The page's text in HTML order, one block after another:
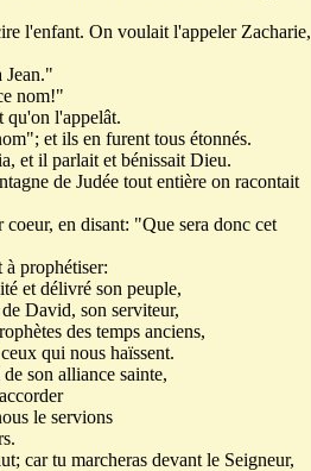
l'enfant. On voulait l'appeler Zacharie,
Jean."
nom!"
qu'on l'appelât.
et ils en furent tous étonnés.
et il parlait et bénissait Dieu.
de Judée tout entière on racontait
en disant: "Que sera donc cet
prophétiser:
et délivré son peuple,
David, son serviteur,
des temps anciens,
qui nous haïssent.
son alliance sainte,
le servions
car tu marcheras devant le Seigneur,